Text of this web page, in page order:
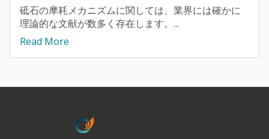
砥石の摩耗メカニズムに関しては、業界には確かに
理論的な文献が数多く存在します。...
Read More